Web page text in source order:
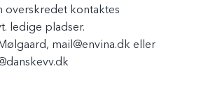
overskredet kontaktes
ledige pladser.
mail@envina.dk eller